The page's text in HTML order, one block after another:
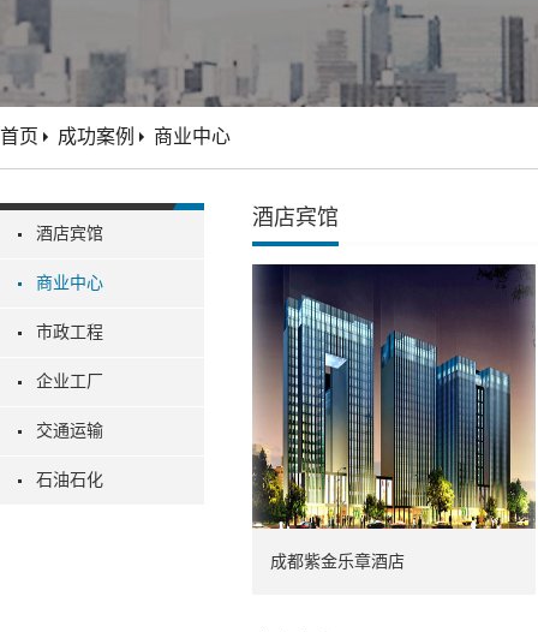
酒店宾馆
商业中心
市政工程
企业工厂
交通运输
石油石化
首页 成功案例 商业中心
酒店宾馆
成都紫金乐章酒店